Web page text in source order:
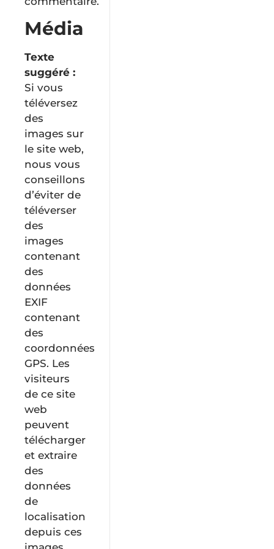
Média
Texte
suggéré :
Si vous
téléversez
des
images sur
le site web,
nous vous
conseillons
d’éviter de
téléverser
des
images
contenant
des
données
EXIF
contenant
des
coordonnées
GPS. Les
visiteurs
de ce site
web
peuvent
télécharger
et extraire
des
données
de
localisation
depuis ces